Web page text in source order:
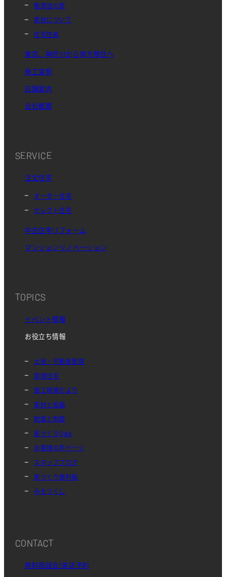
無添加の家
素材について
住宅性能
東京、神奈川から地方移住へ
施工実例
店舗案内
会社概要
SERVICE
注文住宅
オーダー住宅
セレクト住宅
中古住宅リフォーム
マンションリノベーション
TOPICS
イベント情報
お役立ち情報
土地・不動産管理
賃貸住宅
施工現場だより
素材と設備
耐震と制震
家づくりQ&A
お客様の声ページ
スタッフブログ
家づくり便利帳
みをつくし
CONTACT
無料相談会/来店予約